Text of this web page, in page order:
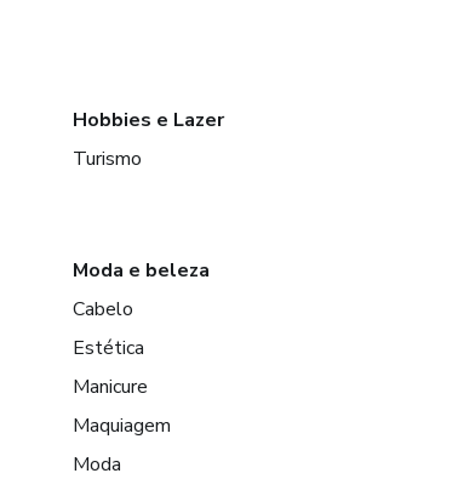
Hobbies e Lazer
Turismo
Moda e beleza
Cabelo
Estética
Manicure
Maquiagem
Moda